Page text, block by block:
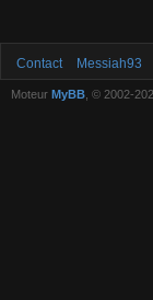
Contact Messiah93
Moteur MyBB , © 2002-